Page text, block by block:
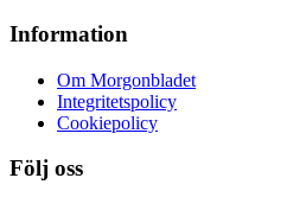
Information
Om Morgonbladet
Integritetspolicy
Cookiepolicy
Följ oss